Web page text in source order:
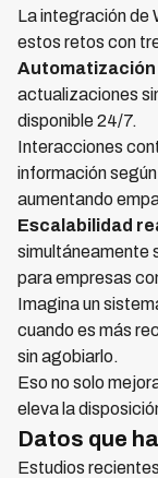
La integración de
estos retos con
actualizaciones
disponible 24/7.
Interacciones
información
aumentando
Escalabilidad
simultáneamente
para empresas
Imagina un
cuando es más
sin agobiarlo.
Eso no solo
eleva la
Datos que
Estudios